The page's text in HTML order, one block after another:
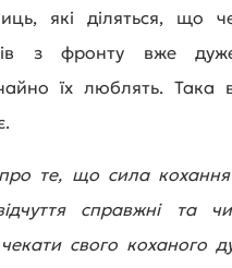
які діляться, що
з фронту вже
їх люблять. Така
те, що сила
справжні та
свого коханого